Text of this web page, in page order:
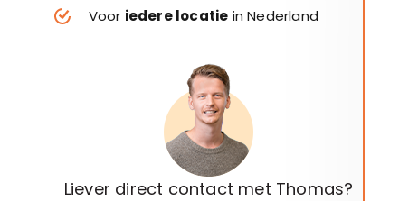
Voor iedere locatie in Nederland
Liever direct contact met Thomas?